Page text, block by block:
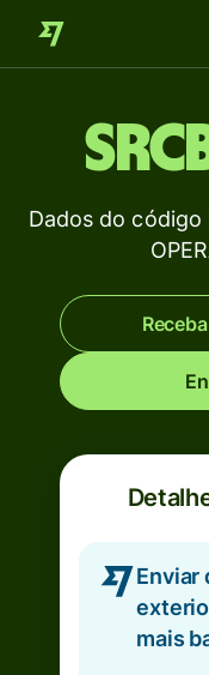
Dados do código
Enviar
mais